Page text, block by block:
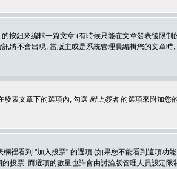
鈕來編輯一篇文章 (有時候只能在文章發表後限
不會出現, 當版主或是系統管理員編輯您的文章
發表文章下的選項內, 勾選 附上簽名 的選項來附加您
裡看到 "加入投票" 的選項 (如果您不能看到這項功
投票. 而選項的數量也許會由討論版管理人員設定限